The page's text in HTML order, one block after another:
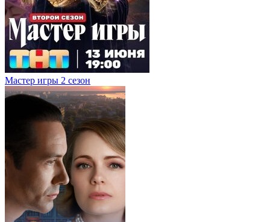
Мастер игры 2 сезон